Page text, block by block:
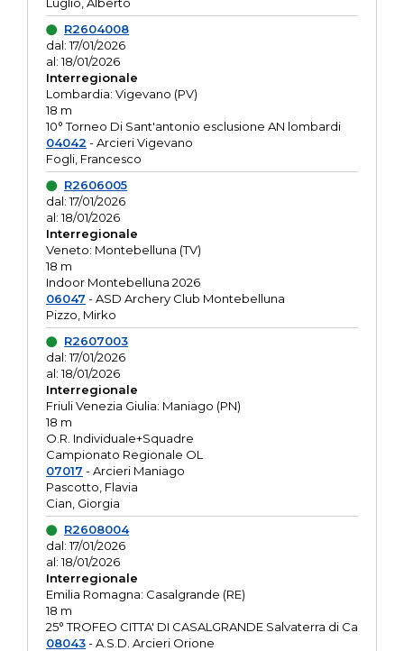
R2604008
dal: 17/01/2026
al: 18/01/2026
Interregionale
Lombardia: Vigevano (PV)
18 m
10° Torneo Di Sant'antonio esclusione AN lombardi
04042 - Arcieri Vigevano
Fogli, Francesco
R2606005
dal: 17/01/2026
al: 18/01/2026
Interregionale
Veneto: Montebelluna (TV)
18 m
Indoor Montebelluna 2026
06047 - ASD Archery Club Montebelluna
Pizzo, Mirko
R2607003
dal: 17/01/2026
al: 18/01/2026
Interregionale
Friuli Venezia Giulia: Maniago (PN)
18 m
O.R. Individuale+Squadre
Campionato Regionale OL
07017 - Arcieri Maniago
Pascotto, Flavia
Cian, Giorgia
R2608004
dal: 17/01/2026
al: 18/01/2026
Interregionale
Emilia Romagna: Casalgrande (RE)
18 m
25° TROFEO CITTA' DI CASALGRANDE Salvaterra di Ca
08043- A.S.D. Arcieri Orione